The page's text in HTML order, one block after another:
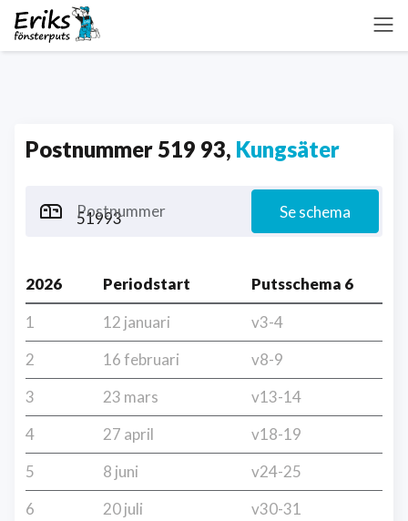
Postnummer 519 93, Kungsäter
Postnummer Se schema
2026 Periodstart
Putsschema 6
1
12 januari
v3-4
2
16 februari
v8-9
3
23 mars
v13-14
4
27 april
v18-19
5
8 juni
v24-25
6
20 juli
v30-31